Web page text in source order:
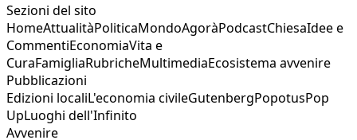
Sezioni del sito
HomeAttualitàPoliticaMondoAgoràPodcastChiesaIdee e
CommentiEconomiaVita e
CuraFamigliaRubricheMultimediaEcosistema avvenire
Pubblicazioni
Edizioni localiL'economia civileGutenbergPopotusPop
UpLuoghi dell'Infinito
Avvenire